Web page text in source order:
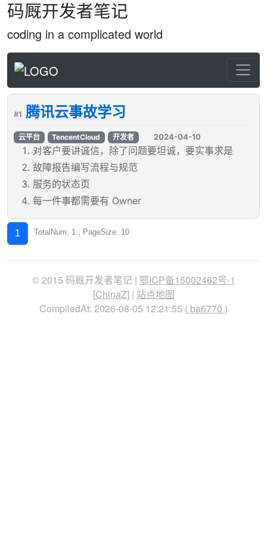
码厩开发者笔记
coding in a complicated world
#1 腾讯云事故学习
云平台 TencentCloud 开发者 2024-04-10
对客户要讲诚信，除了问题要坦诚，要实事求是
故障报告编写流程与规范
服务的状态页
每一件事都需要有 Owner
1 TotalNum: 1 , PageSize: 10
© 2015 码厩开发者笔记 | 鄂ICP备15002462号-1
[ChinaZ] | 站点地图
CompiledAt: 2026-08-05 12:21:55 ( ba6770 )